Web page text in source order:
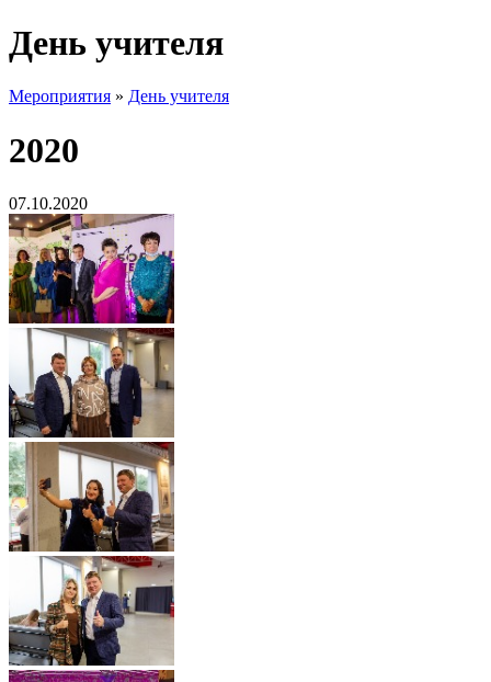
День учителя
Мероприятия » День учителя
2020
07.10.2020